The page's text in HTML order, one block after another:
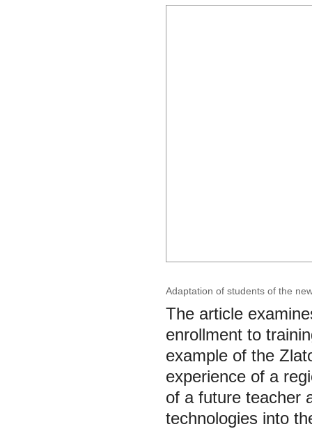
Adaptation of students of the
The article
enrollment to
example of the
experience of a
of a future teacher
technologies into